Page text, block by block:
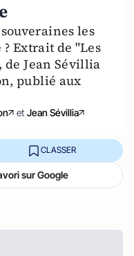
les
Extrait de "Les
Jean Sévillia
publié aux
et Jean Sévillia
CLASSER
sur Google